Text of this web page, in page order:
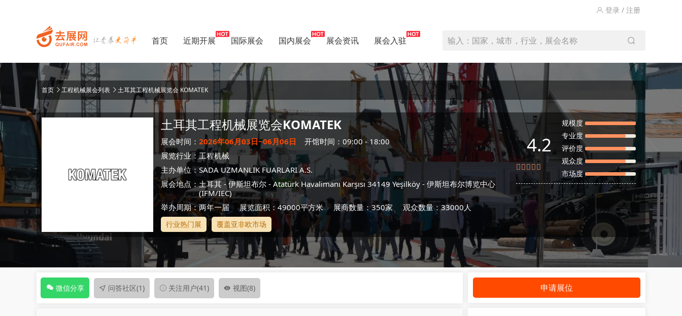
登录 / 注册
首页 近期开展 国际展会 国内展会 展会资讯 展会入驻 输入：国家，城市，行业，展会名称
首页 工程机械展会列表 土耳其工程机械展览会 KOMATEK
土耳其工程机械展览会KOMATEK
展会时间： 2026年06月03日~06月06日
开馆时间：09:00 - 18:00
展览行业：工程机械
主办单位：SADA UZMANLIK FUARLARI A.S.
展会地点：土耳其-伊斯坦布尔 - Atatürk Havalimanı Karşısı 34149 Yeşilköy - 伊斯坦布尔博览中心
(IFM/IEC)
举办周期：两年一届
展览面积：49000平方米 展商数量：350家 观众数量：33000人
行业热门展 覆盖亚非欧市场
4.2
规模度
专业度
评价度
观众度
市场度
微信分享 问答社区(1) 关注用户(41) 视图(8) 申请展位